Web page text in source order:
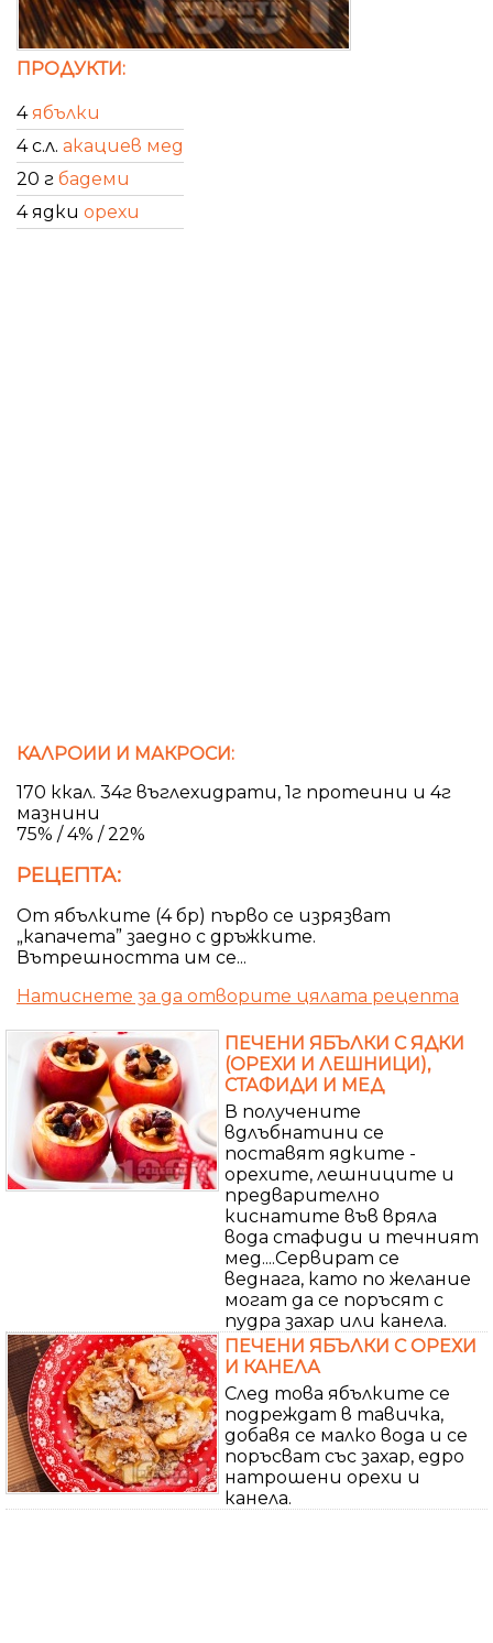
ПРОДУКТИ:
4 ябълки
4 с.л. акациев мед
20 г бадеми
4 ядки орехи
КАЛРОИИ И МАКРОСИ:
170 ккал. 34г въглехидрати, 1г протеини и 4г
мазнини
75% / 4% / 22%
РЕЦЕПТА:
От ябълките (4 бр) първо се изрязват
„капачета” заедно с дръжките.
Вътрешността им се...
Натиснете за да отворите цялата рецепта
ПЕЧЕНИ ЯБЪЛКИ С ЯДКИ
(ОРЕХИ И ЛЕШНИЦИ),
СТАФИДИ И МЕД
В получените
вдлъбнатини се
поставят ядките -
орехите, лешниците и
предварително
киснатите във вряла
вода стафиди и течният
мед....Сервират се
веднага, като по желание
могат да се поръсят с
пудра захар или канела.
ПЕЧЕНИ ЯБЪЛКИ С ОРЕХИ
И КАНЕЛА
След това ябълките се
подреждат в тавичка,
добавя се малко вода и се
поръсват със захар, едро
натрошени орехи и
канела.